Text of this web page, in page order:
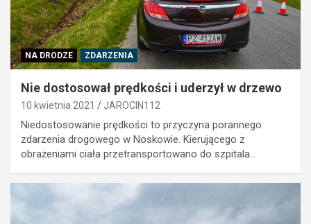
NA DRODZE ZDARZENIA
Nie dostosował prędkości i uderzył w drzewo
10 kwietnia 2021 JAROCIN112
Niedostosowanie prędkości to przyczyna porannego
zdarzenia drogowego w Noskowie. Kierującego z
obrażeniami ciała przetransportowano do szpitala…